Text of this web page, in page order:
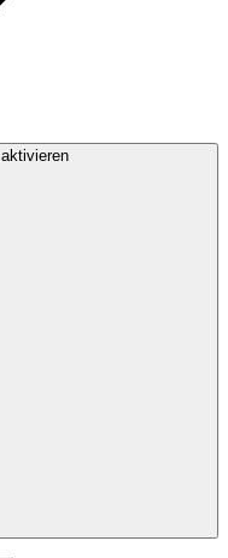
aktivieren